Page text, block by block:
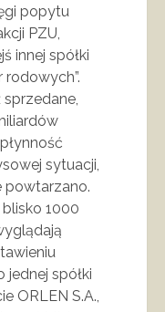
popytu
PZU,
innej spółki
rodowych”.
sprzedane,
sytuacji,
powtarzano.
1000
spółki
ORLEN S.A.,